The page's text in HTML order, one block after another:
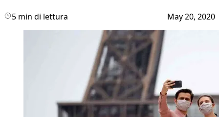
5 min di lettura May 20, 2020